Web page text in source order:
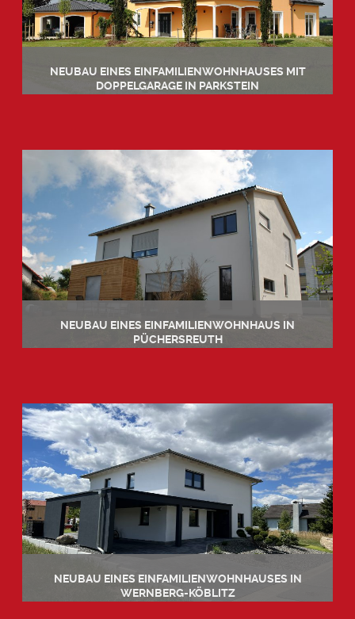
NEUBAU EINES EINFAMILIENWOHNHAUSES MIT
DOPPELGARAGE IN PARKSTEIN
NEUBAU EINES EINFAMILIENWOHNHAUS IN
PÜCHERSREUTH
NEUBAU EINES EINFAMILIENWOHNHAUSES IN
WERNBERG-KÖBLITZ